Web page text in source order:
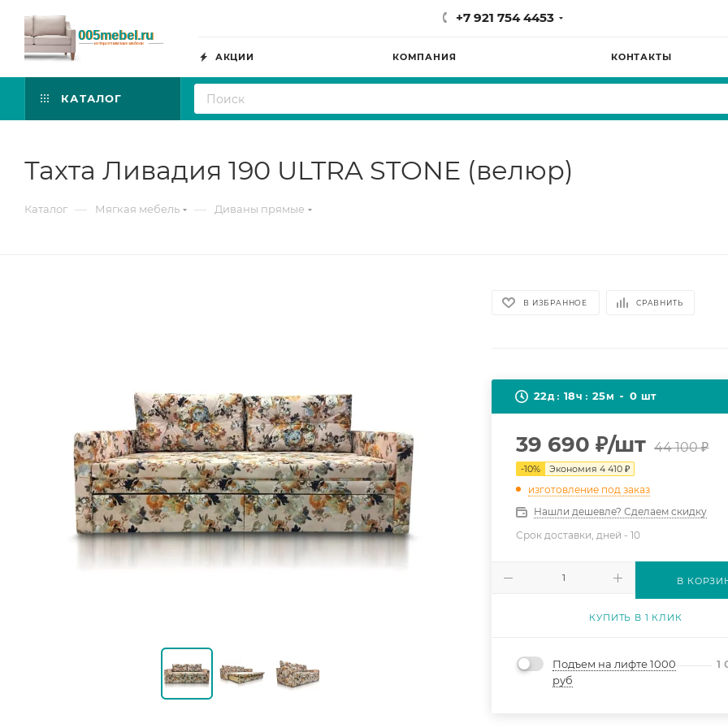
+7 921 754 4453
АКЦИИ КОМПАНИЯ КОНТАКТЫ
КАТАЛОГ
Тахта Ливадия 190 ULTRA STONE (велюр)
Каталог — Мягкая мебель — Диваны прямые
В ИЗБРАННОЕ СРАВНИТЬ
22д 18ч 25м 0 шт
39 690 ₽/шт 44 100₽
-10% Экономия4 410 ₽
изготовление под заказ
Нашли дешевле? Сделаем скидку
Срок доставки, дней -10
В
КУПИТЬ В 1 КЛИК
Подъем на лифте 1000
руб
1